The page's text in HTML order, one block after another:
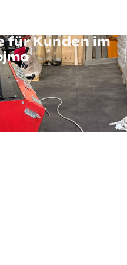
für Kunden im